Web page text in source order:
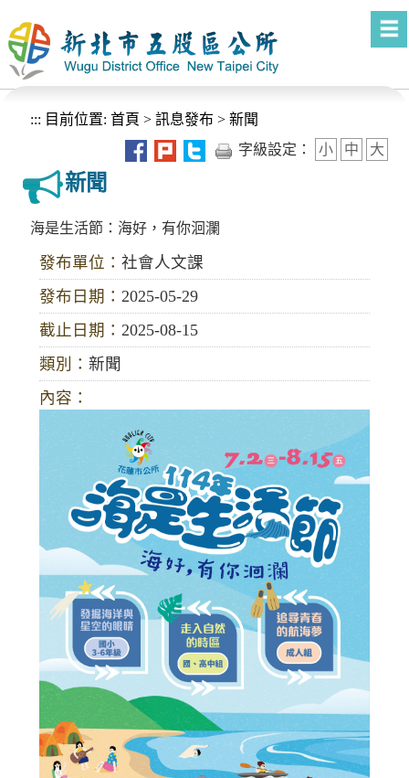
::: 目前位置: 首頁 > 訊息發布 > 新聞
字級設定：
小 中 大
新聞
海是生活節：海好，有你洄瀾
發布單位： 社會人文課
發布日期： 2025-05-29
截止日期： 2025-08-15
類別： 新聞
內容：